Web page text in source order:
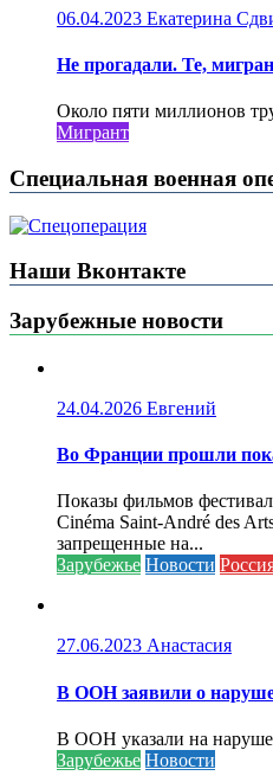
06.04.2023 Екатерина
Не прогадали. Те,
Около пяти миллионов
Мигрант
Специальная военная
Наши Вконтакте
Зарубежные новости
24.04.2026 Евгений
Во Франции прошли
Показы фильмов
Cinéma Saint-André des
запрещенные на...
Зарубежье Новости
27.06.2023 Анастасия
В ООН заявили о
В ООН указали на
Зарубежье Новости